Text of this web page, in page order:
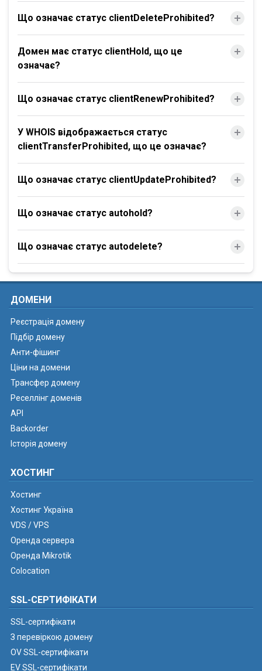
Що означає статус clientDeleteProhibited?
Домен має статус clientHold, що це
означає?
Що означає статус clientRenewProhibited?
У WHOIS відображається статус
clientTransferProhibited, що це означає?
Що означає статус clientUpdateProhibited?
Що означає статус autohold?
Що означає статус autodelete?
ДОМЕНИ
Реєстрація домену
Підбір домену
Анти-фішинг
Ціни на домени
Трансфер домену
Реселлінг доменів
API
Backorder
Історія домену
ХОСТИНГ
Хостинг
Хостинг Україна
VDS / VPS
Оренда сервера
Оренда Mikrotik
Colocation
SSL-СЕРТИФІКАТИ
SSL-сертифікати
З перевіркою домену
OV SSL-сертифікати
EV SSL-сертифікати